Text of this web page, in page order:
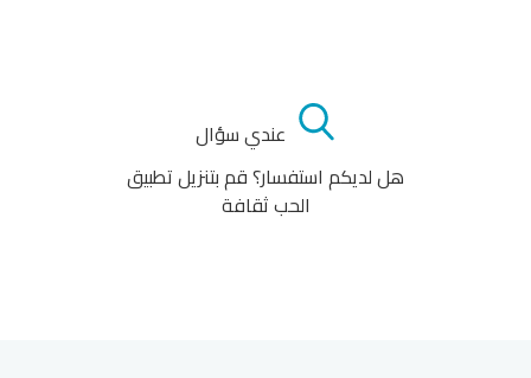
عندي سؤال
هل لديكم استفسار؟ قم بتنزيل تطبيق
الحب ثقافة